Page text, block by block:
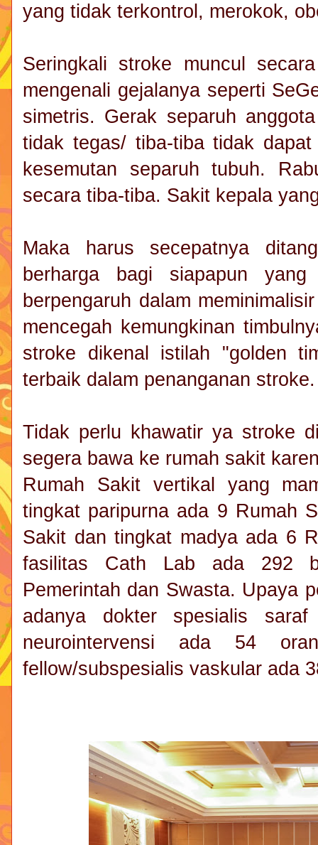
yang tidak terkontrol, merokok,
Seringkali stroke muncul
mengenali gejalanya seperti
simetris. Gerak separuh
tidak tegas/ tiba-tiba tidak
kesemutan separuh tubuh.
secara tiba-tiba. Sakit kepala
Maka harus secepatnya
berharga bagi siapapun
berpengaruh dalam
mencegah kemungkinan
stroke dikenal istilah "golden
terbaik dalam penanganan
Tidak perlu khawatir ya stroke
segera bawa ke rumah sakit
Rumah Sakit vertikal yang
tingkat paripurna ada 9 Rumah
Sakit dan tingkat madya ada 6
fasilitas Cath Lab ada 292
Pemerintah dan Swasta. Upaya
adanya dokter spesialis
neurointervensi ada 54
fellow/subspesialis vaskular ada